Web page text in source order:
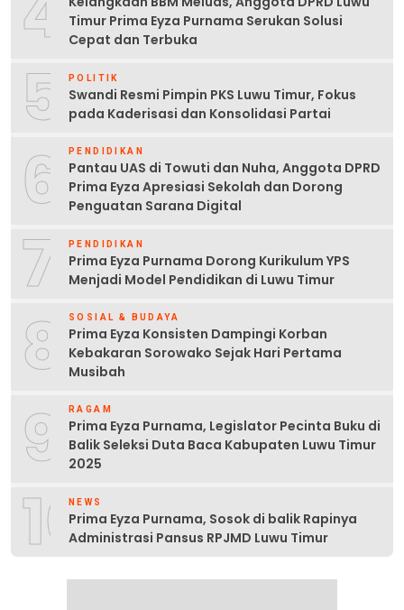
Timur Prima Eyza Purnama Serukan Solusi
Cepat dan Terbuka
5 POLITIK
Swandi Resmi Pimpin PKS Luwu Timur, Fokus
pada Kaderisasi dan Konsolidasi Partai
6 PENDIDIKAN
Pantau UAS di Towuti dan Nuha, Anggota DPRD
Prima Eyza Apresiasi Sekolah dan Dorong
Penguatan Sarana Digital
7 PENDIDIKAN
Prima Eyza Purnama Dorong Kurikulum YPS
Menjadi Model Pendidikan di Luwu Timur
8 SOSIAL & BUDAYA
Prima Eyza Konsisten Dampingi Korban
Kebakaran Sorowako Sejak Hari Pertama
Musibah
9 RAGAM
Prima Eyza Purnama, Legislator Pecinta Buku di
Balik Seleksi Duta Baca Kabupaten Luwu Timur
2025
10NEWS
Prima Eyza Purnama, Sosok di balik Rapinya
Administrasi Pansus RPJMD Luwu Timur